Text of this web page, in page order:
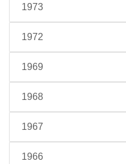
1973
1972
1969
1968
1967
1966